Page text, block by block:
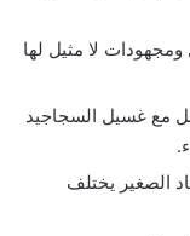
لا مثيل لها
مع غسيل السجاجيد
الصغير يختلف